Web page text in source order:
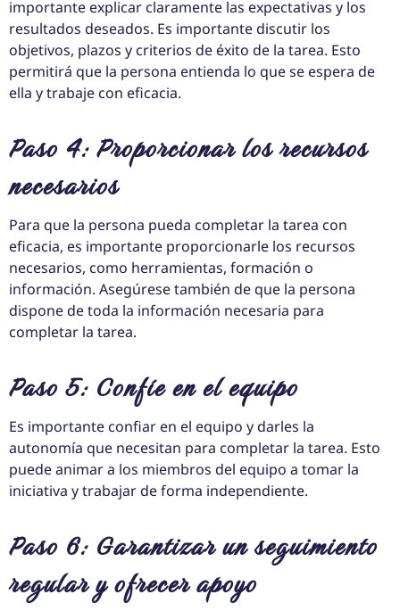
importante explicar claramente las expectativas y los
resultados deseados. Es importante discutir los
objetivos, plazos y criterios de éxito de la tarea. Esto
permitirá que la persona entienda lo que se espera de
ella y trabaje con eficacia.
Paso 4: Proporcionar los recursos
necesarios
Para que la persona pueda completar la tarea con
eficacia, es importante proporcionarle los recursos
necesarios, como herramientas, formación o
información. Asegúrese también de que la persona
dispone de toda la información necesaria para
completar la tarea.
Paso 5: Confíe en el equipo
Es importante confiar en el equipo y darles la
autonomía que necesitan para completar la tarea. Esto
puede animar a los miembros del equipo a tomar la
iniciativa y trabajar de forma independiente.
Paso 6: Garantizar un seguimiento
regular y ofrecer apoyo